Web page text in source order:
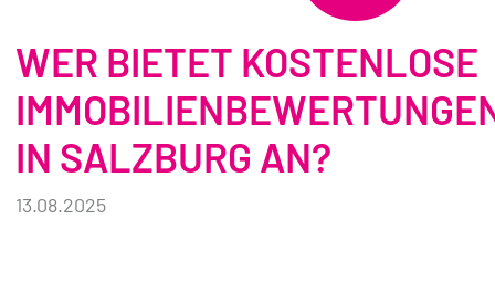
FÜR KÄUFER
FÜR VERKÄUFER
BLOG
WER BIETET KOSTENLOSE
IN SALZBURG AN?
13.08.2025